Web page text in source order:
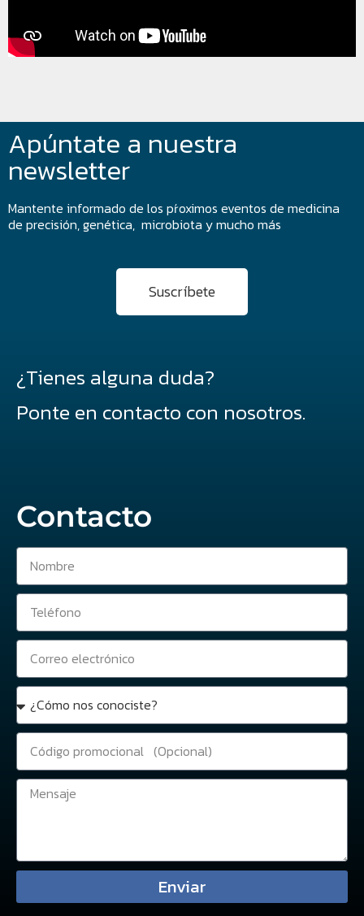
Apúntate a nuestra
newsletter
Mantente informado de los pŕoximos eventos de medicina
de precisión, genética, microbiota y mucho más
Suscríbete
Contacto
Enviar
¿Tienes alguna duda?
Ponte en contacto con nosotros.